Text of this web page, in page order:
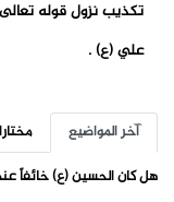
تكذيب نزول قوله
علي (ع) .
آخر المواضيع
هل كان الحسين (ع) خائفاً